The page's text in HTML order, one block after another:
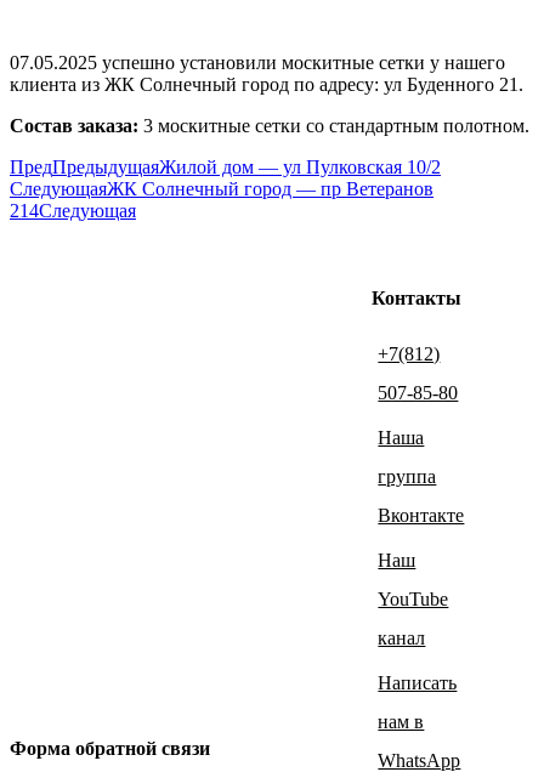
07.05.2025 успешно установили москитные сетки у нашего
клиента из ЖК Солнечный город по адресу: ул Буденного 21.
Состав заказа: 3 москитные сетки со стандартным полотном.
ПредПредыдущаяЖилой дом — ул Пулковская 10/2
СледующаяЖК Солнечный город — пр Ветеранов
214Следующая
Форма обратной связи
Контакты
+7(812)
507-85-80
Наша
группа
Вконтакте
Наш
YouTube
канал
Написать
нам в
WhatsApp